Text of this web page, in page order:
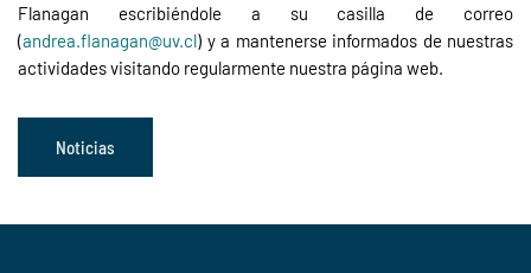
Flanagan escribiéndole a su casilla de correo
(andrea.flanagan@uv.cl) y a mantenerse informados de nuestras
actividades visitando regularmente nuestra página web.
Noticias